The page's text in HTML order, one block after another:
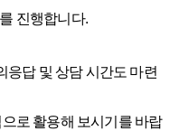
를 진행합니다.
응답 및 상담 시간도 마련
로 활용해 보시기를 바랍